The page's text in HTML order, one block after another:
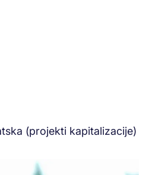
(projekti kapitalizacije)